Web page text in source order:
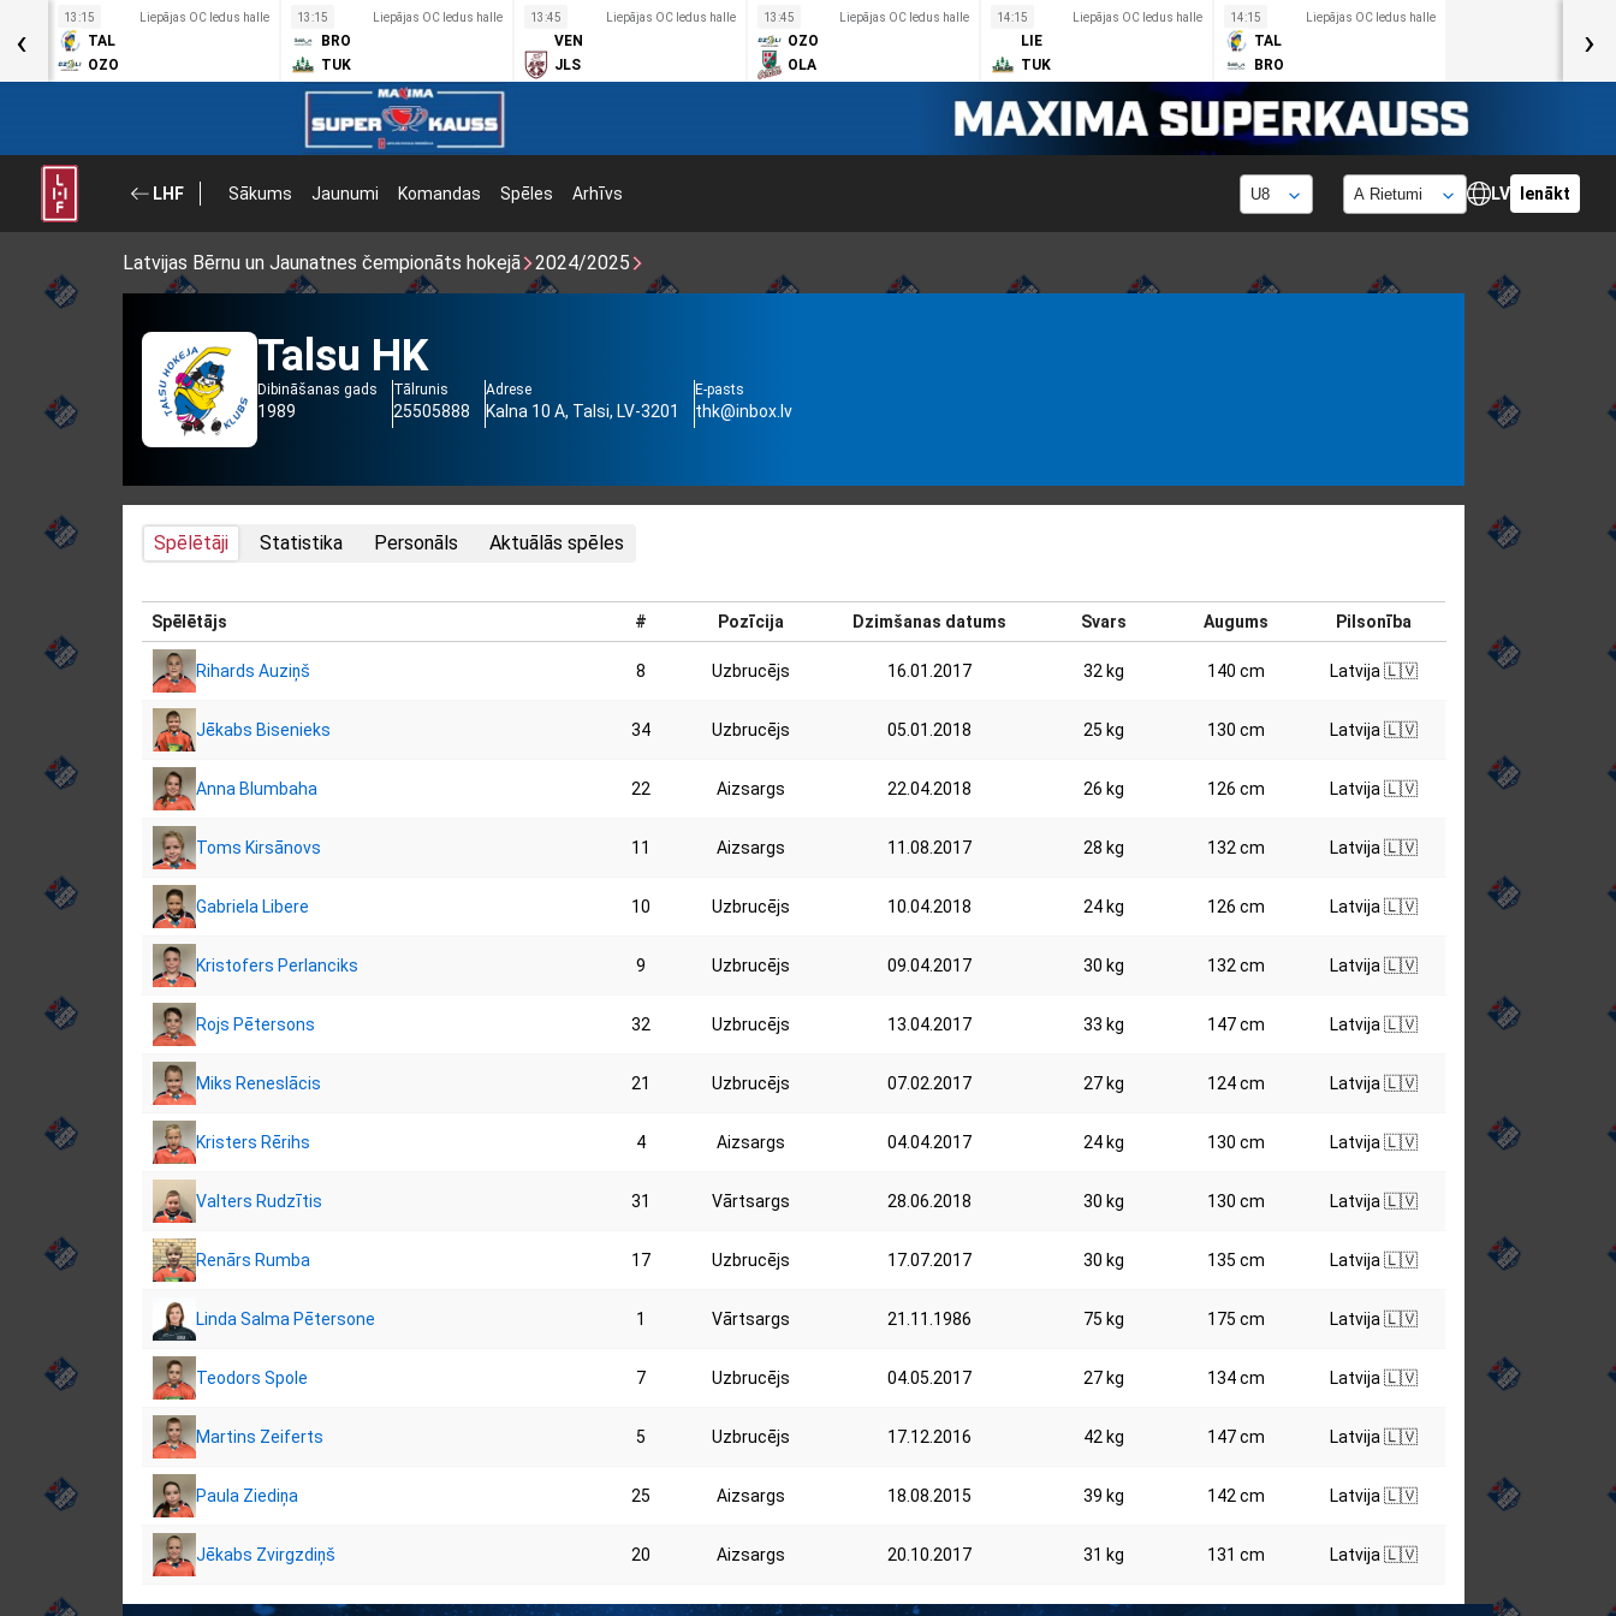
13:15 Liepājas OC ledus halle
TAL
OZO
13:15 Liepājas OC ledus halle
BRO
TUK
13:45 Liepājas OC ledus halle
VEN
JLS
13:45 Liepājas OC ledus halle
OZO
OLA
14:15 Liepājas OC ledus halle
LIE
TUK
14:15 Liepājas OC ledus halle
TAL
BRO
‹ ›
LHF Sākums Jaunumi Komandas Spēles Arhīvs LV Ienākt
Latvijas Bērnu un Jaunatnes čempionāts hokejā 2024/2025
Talsu HK
Dibināšanas gads
1989
Tālrunis
25505888
Adrese
Kalna 10 A, Talsi, LV-3201
E-pasts
thk@inbox.lv
Spēlētāji Statistika Personāls Aktuālās spēles
Spēlētājs # Pozīcija Dzimšanas datums Svars Augums Pilsonība
Rihards Auziņš 8 Uzbrucējs 16.01.2017 32 kg 140 cm Latvija 🇱🇻
Jēkabs Bisenieks 34 Uzbrucējs 05.01.2018 25 kg 130 cm Latvija 🇱🇻
Anna Blumbaha 22 Aizsargs 22.04.2018 26 kg 126 cm Latvija 🇱🇻
Toms Kirsānovs 11 Aizsargs 11.08.2017 28 kg 132 cm Latvija 🇱🇻
Gabriela Libere 10 Uzbrucējs 10.04.2018 24 kg 126 cm Latvija 🇱🇻
Kristofers Perlanciks 9 Uzbrucējs 09.04.2017 30 kg 132 cm Latvija 🇱🇻
Rojs Pētersons 32 Uzbrucējs 13.04.2017 33 kg 147 cm Latvija 🇱🇻
Miks Reneslācis 21 Uzbrucējs 07.02.2017 27 kg 124 cm Latvija 🇱🇻
Kristers Rērihs 4 Aizsargs 04.04.2017 24 kg 130 cm Latvija 🇱🇻
Valters Rudzītis 31 Vārtsargs 28.06.2018 30 kg 130 cm Latvija 🇱🇻
Renārs Rumba 17 Uzbrucējs 17.07.2017 30 kg 135 cm Latvija 🇱🇻
Linda Salma Pētersone 1 Vārtsargs 21.11.1986 75 kg 175 cm Latvija 🇱🇻
Teodors Spole 7 Uzbrucējs 04.05.2017 27 kg 134 cm Latvija 🇱🇻
Martins Zeiferts 5 Uzbrucējs 17.12.2016 42 kg 147 cm Latvija 🇱🇻
Paula Ziediņa 25 Aizsargs 18.08.2015 39 kg 142 cm Latvija 🇱🇻
Jēkabs Zvirgzdiņš 20 Aizsargs 20.10.2017 31 kg 131 cm Latvija 🇱🇻